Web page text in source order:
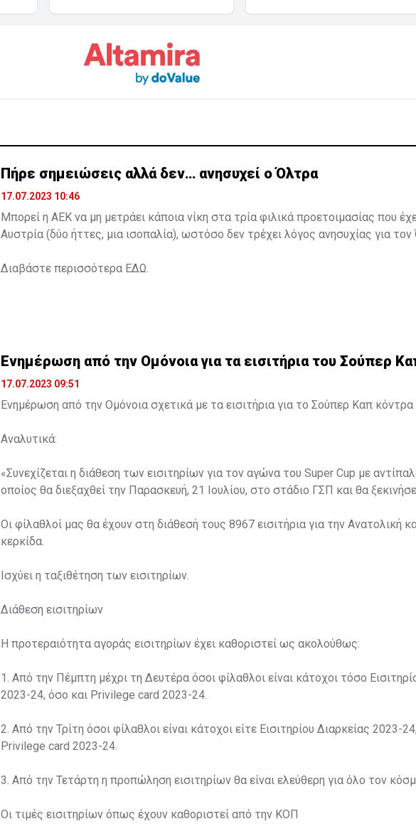
Πήρε σημειώσεις αλλά δεν… ανησυχεί ο Όλτρα
17.07.2023 10:46
Μπορεί η ΑΕΚ να μη μετράει κάποια νίκη στα τρία φιλικά προετοιμασίας που
Αυστρία (δύο ήττες, μια ισοπαλία), ωστόσο δεν τρέχει λόγος ανησυχίας για τον
Διαβάστε περισσότερα ΕΔΩ
Ενημέρωση από την Ομόνοια για τα εισιτήρια του Σούπερ
17.07.2023 09:51
Ενημέρωση από την Ομόνοια σχετικά με τα εισιτήρια για το Σούπερ Καπ κόντρα
Αναλυτικά:
«Συνεχίζεται η διάθεση των εισιτηρίων για τον αγώνα του Super Cup με
οποίος θα διεξαχθεί την Παρασκευή, 21 Ιουλίου, στο στάδιο ΓΣΠ και θα
Οι φίλαθλοί μας θα έχουν στη διάθεσή τους 8967 εισιτήρια για την Ανατολική
κερκίδα.
Ισχύει η ταξιθέτηση των εισιτηρίων.
Διάθεση εισιτηρίων
Η προτεραιότητα αγοράς εισιτηρίων έχει καθοριστεί ως ακολούθως:
1. Από την Πέμπτη μέχρι τη Δευτέρα όσοι φίλαθλοι είναι κάτοχοι τόσο
2023-24, όσο και Privilege card 2023-24.
2. Από την Τρίτη όσοι φίλαθλοι είναι κάτοχοι είτε Εισιτηρίου Διαρκείας 2023-
Privilege card 2023-24.
3. Από την Τετάρτη η προπώληση εισιτηρίων θα είναι ελεύθερη για όλο τον
Οι τιμές εισιτηρίων όπως έχουν καθοριστεί από την ΚΟΠ